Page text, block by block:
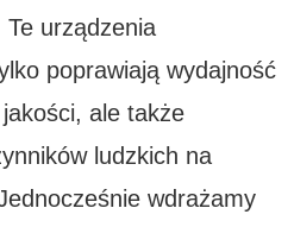
urządzenia
poprawiają wydajność
ale także
ludzkich na
wdrażamy